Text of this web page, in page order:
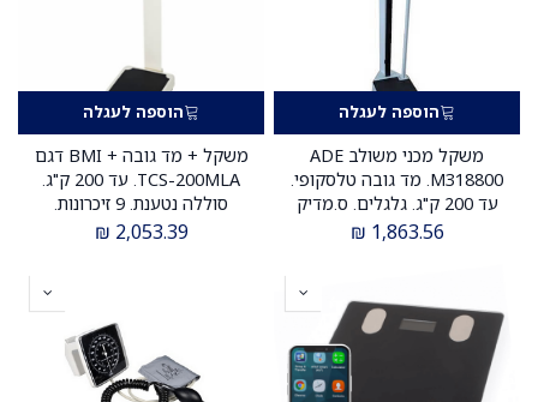
הוספה לעגלה
משקל מכני משולב ADE
M318800. מד גובה טלסקופי.
עד 200 ק"ג. גלגלים. ס.מדיק
יבוא
1,863.56
₪
הוספה לעגלה
משקל + מד גובה + BMI דגם
TCS-200MLA. עד 200 ק"ג.
סוללה נטענת. 9 זיכרונות.
ס.מדיק יבוא
2,053.39
₪